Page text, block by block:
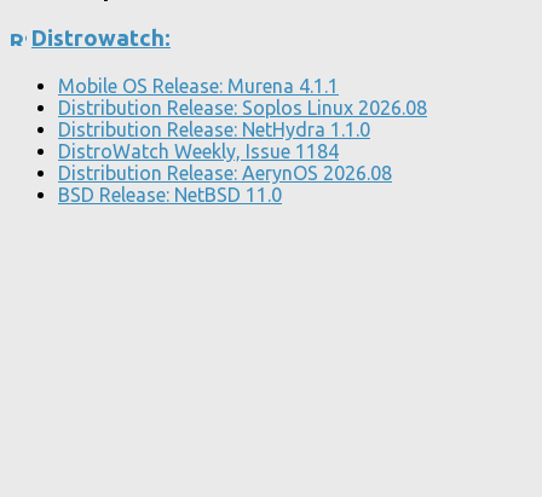
Distrowatch:
Mobile OS Release: Murena 4.1.1
Distribution Release: Soplos Linux 2026.08
Distribution Release: NetHydra 1.1.0
DistroWatch Weekly, Issue 1184
Distribution Release: AerynOS 2026.08
BSD Release: NetBSD 11.0